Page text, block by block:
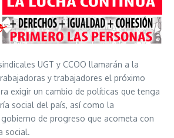
UGT y CCOO llamarán a la
y trabajadores el próximo
exigir un cambio de políticas que tenga
social del país, así como la
de progreso que acometa con
social.